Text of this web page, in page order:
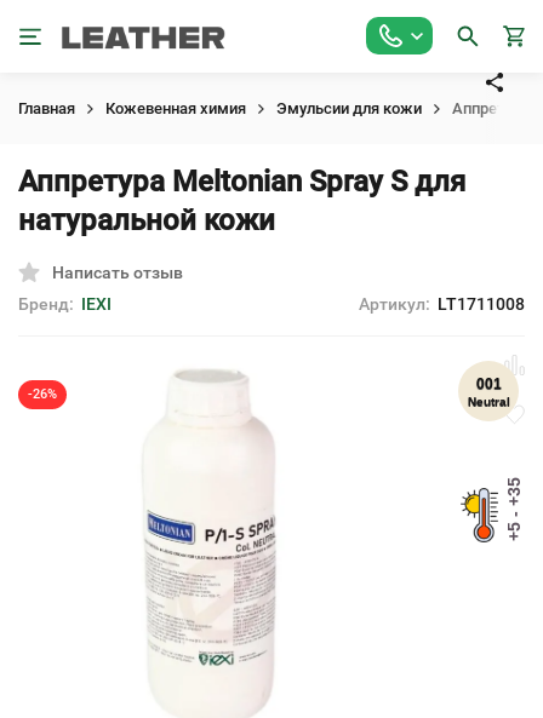
Главная Кожевенная химия Эмульсии для кожи Аппретура
Аппретура Meltonian Spray S для
натуральной кожи
Написать отзыв
Бренд: IEXI Артикул: LT1711008
-26%
+5 - +35
001
Neutral